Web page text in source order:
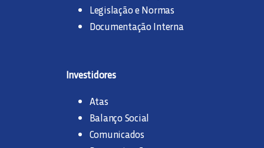
Legislação e Normas
Documentação Interna
Investidores
Atas
Balanço Social
Comunicados